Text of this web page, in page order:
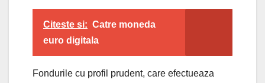
Citeste si: Catre moneda
euro digitala
Fondurile cu profil prudent, care efectueaza